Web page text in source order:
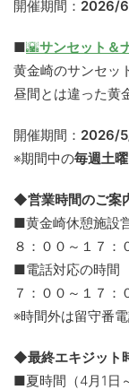
開催期間： 2026/
■🌇サンセット＆
黄金崎のサンセッ
昼間とは違った黄
開催期間： 2026/
※期間中の毎週土
◆営業時間のご案
■黄金崎休憩施設
８：００～１７：
■電話対応の時間
７：００～１７：
※時間外は留守番
◆最終エキジット
■夏時間（4月1日